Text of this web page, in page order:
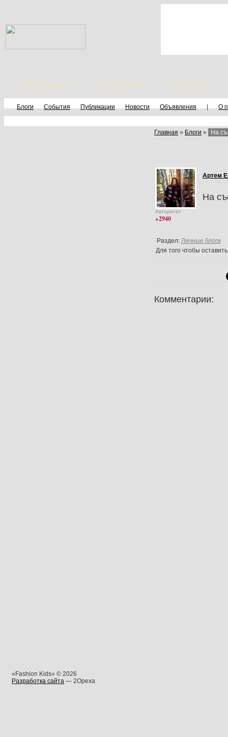
Дети модели Фотографы Стилисты
Блоги События Публикации Новости Объявления | О
Главная » Блоги » На
Авторитет
+2940
Артем
На
Раздел: Личные блоги
Для того чтобы
Комментарии:
«Fashion Kids» © 2026
Разработка сайта — 2Opexa